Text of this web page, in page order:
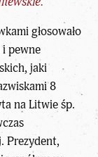
głosowało
i pewne
, jaki
8
na Litwie śp.
Prezydent,